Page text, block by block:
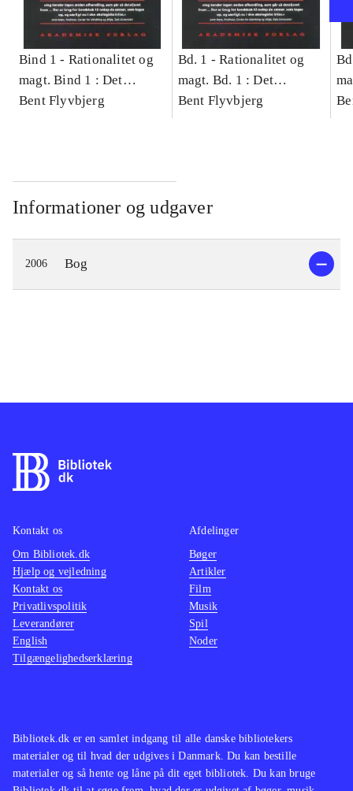
Bind 1 - Rationalitet og
magt. Bind 1 : Det
konkretes videnskab
Bent Flyvbjerg
Bd. 1 -Rationalitet og
magt. Bd. 1 : Det
konkretes videnskab
Bent Flyvbjerg
Informationer og udgaver
2006 Bog
Bibliotek.dk er en samlet indgang til alle danske bibliotekers
materialer og til hvad der udgives i Danmark. Du kan bestille
materialer og så hente og låne på dit eget bibliotek. Du kan bruge
Kontakt os
Om Bibliotek.dk
Hjælp og vejledning
Kontakt os
Privatlivspolitik
Leverandører
English
Tilgængelighedserklæring
Afdelinger
Bøger
Artikler
Film
Musik
Spil
Noder